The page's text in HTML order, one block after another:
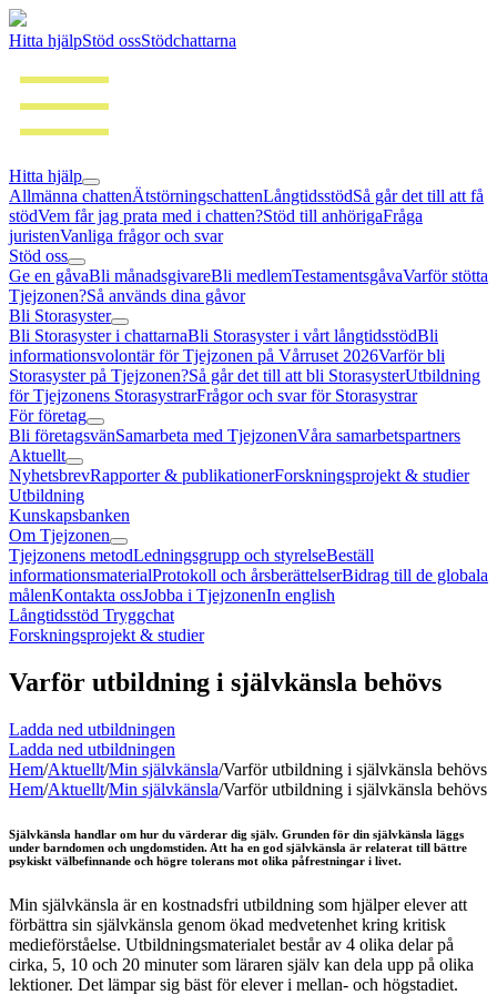
Hitta hjälpStöd ossStödchattarna
Hitta hjälp
Allmänna chattenÄtstörningschattenLångtidsstödSå går det till att få
stödVem får jag prata med i chatten?Stöd till anhörigaFråga
juristenVanliga frågor och svar
Stöd oss
Ge en gåvaBli månadsgivareBli medlemTestamentsgåvaVarför stötta
Tjejzonen?Så används dina gåvor
Bli Storasyster
Bli Storasyster i chattarnaBli Storasyster i vårt långtidsstödBli
informationsvolontär för Tjejzonen på Vårruset 2026Varför bli
Storasyster på Tjejzonen?Så går det till att bli StorasysterUtbildning
för Tjejzonens StorasystrarFrågor och svar för Storasystrar
För företag
Bli företagsvänSamarbeta med TjejzonenVåra samarbetspartners
Aktuellt
NyhetsbrevRapporter & publikationerForskningsprojekt & studier
Utbildning
Kunskapsbanken
Om Tjejzonen
Tjejzonens metodLedningsgrupp och styrelseBeställ
informationsmaterialProtokoll och årsberättelserBidrag till de globala
målenKontakta ossJobba i TjejzonenIn english
Långtidsstöd Tryggchat
Forskningsprojekt & studier
Varför utbildning i självkänsla behövs
Ladda ned utbildningen
Ladda ned utbildningen
Hem/Aktuellt/Min självkänsla/Varför utbildning i självkänsla behövs
Hem/Aktuellt/Min självkänsla/Varför utbildning i självkänsla behövs
Självkänsla handlar om hur du värderar dig själv. Grunden för din självkänsla läggs
under barndomen och ungdomstiden. Att ha en god självkänsla är relaterat till bättre
psykiskt välbefinnande och högre tolerans mot olika påfrestningar i livet.
Min självkänsla är en kostnadsfri utbildning som hjälper elever att
förbättra sin självkänsla genom ökad medvetenhet kring kritisk
medieförståelse. Utbildningsmaterialet består av 4 olika delar på
cirka, 5, 10 och 20 minuter som läraren själv kan dela upp på olika
lektioner. Det lämpar sig bäst för elever i mellan- och högstadiet.